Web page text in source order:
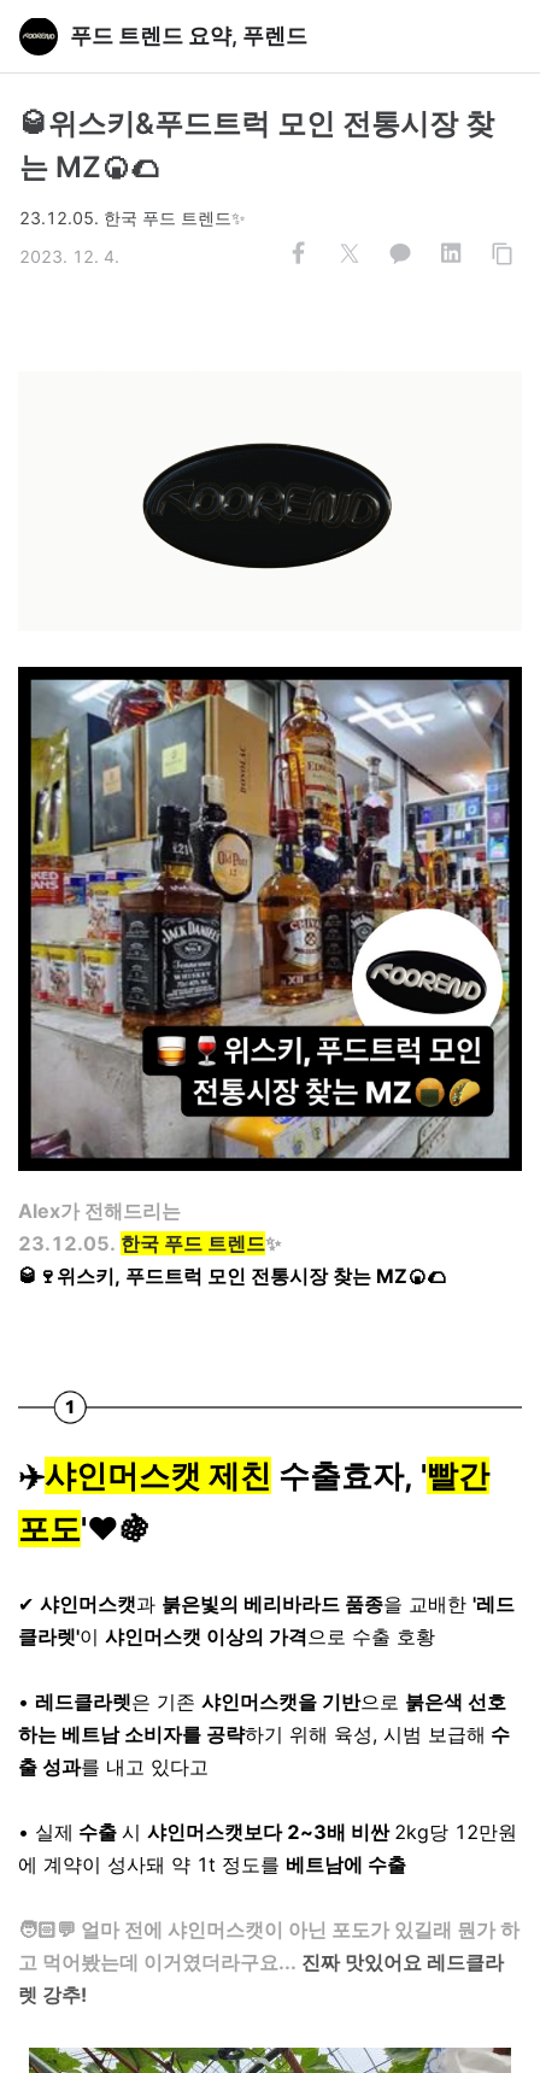
푸드 트렌드 요약, 푸렌드
🥃위스키&푸드트럭 모인 전통시장 찾
는 MZ🍘🌮
23.12.05. 한국 푸드 트렌드✨
2023. 12. 4.
Alex가 전해드리는
23.12.05. 한국 푸드 트렌드✨
🥃🍷위스키, 푸드트럭 모인 전통시장 찾는 MZ🍘🌮
✈️샤인머스캣 제친 수출효자, '빨간
포도'❤️🍇
✔ 샤인머스캣과 붉은빛의 베리바라드 품종을 교배한 '레드
클라렛'이 샤인머스캣 이상의 가격으로 수출 호황
• 레드클라렛은 기존 샤인머스캣을 기반으로 붉은색 선호
하는 베트남 소비자를 공략하기 위해 육성, 시범 보급해 수
출 성과를 내고 있다고
• 실제 수출 시 샤인머스캣보다 2~3배 비싼 2kg당 12만원
에 계약이 성사돼 약 1t 정도를 베트남에 수출
🧑🏻💬 얼마 전에 샤인머스캣이 아닌 포도가 있길래 뭔가 하
고 먹어봤는데 이거였더라구요... 진짜 맛있어요 레드클라
렛 강추!